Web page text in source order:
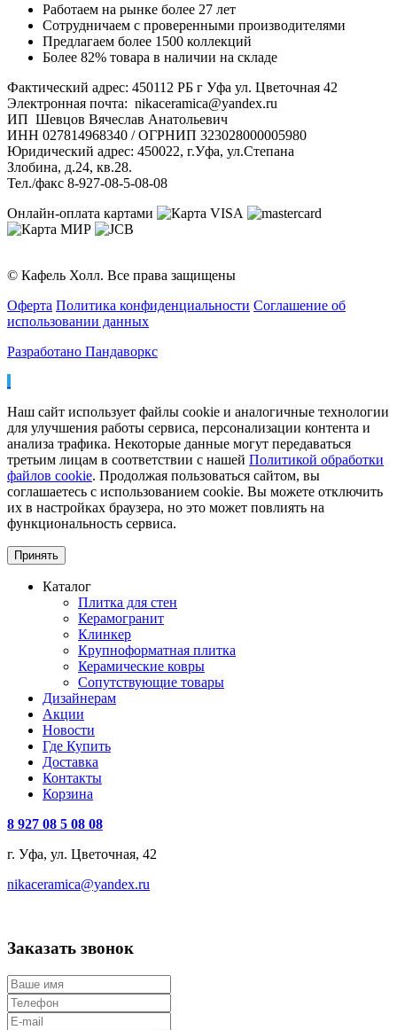
Работаем на рынке более 27 лет
Сотрудничаем с проверенными производителями
Предлагаем более 1500 коллекций
Более 82% товара в наличии на складе
Фактический адрес: 450112 РБ г Уфа ул. Цветочная 42
Электронная почта: nikaceramica@yandex.ru
ИП Шевцов Вячеслав Анатольевич
ИНН 027814968340 / ОГРНИП 323028000005980
Юридический адрес: 450022, г.Уфа, ул.Степана
Злобина, д.24, кв.28.
Тел./факс 8-927-08-5-08-08
Онлайн-оплата картами
© Кафель Холл. Все права защищены
Оферта Политика конфиденциальности Соглашение об
использовании данных
Разработано Пандаворкс
Наш сайт использует файлы cookie и аналогичные технологии
для улучшения работы сервиса, персонализации контента и
анализа трафика. Некоторые данные могут передаваться
третьим лицам в соответствии с нашей Политикой обработки
файлов cookie. Продолжая пользоваться сайтом, вы
соглашаетесь с использованием cookie. Вы можете отключить
их в настройках браузера, но это может повлиять на
функциональность сервиса.
Принять
Каталог
Плитка для стен
Керамогранит
Клинкер
Крупноформатная плитка
Керамические ковры
Сопутствующие товары
Дизайнерам
Акции
Новости
Где Купить
Доставка
Контакты
Корзина
8 927 08 5 08 08
г. Уфа, ул. Цветочная, 42
nikaceramica@yandex.ru
Заказать звонок